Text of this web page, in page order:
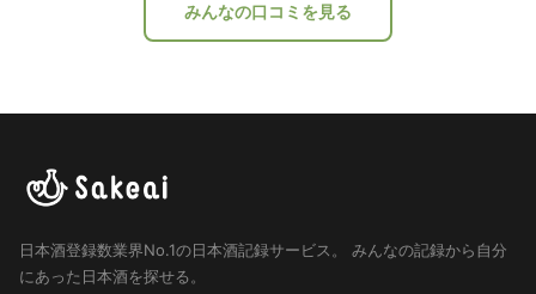
みんなの口コミを見る
日本酒登録数業界No.1の日本酒記録サービス。
みんなの記録から自分
にあった日本酒を探せる。